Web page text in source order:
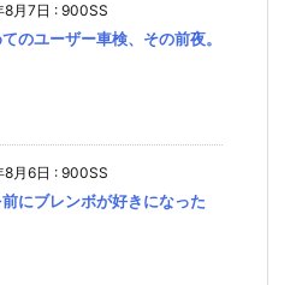
月7日 : 900SS
のユーザー車検、その前夜。
月6日 : 900SS
にブレンボが好きになった